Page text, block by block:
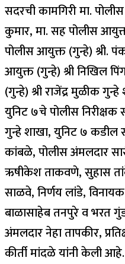
सदरची कामगिरी मा.
कुमार, मा. सह पोलीस
पोलीस आयुक्त (गुन्हे) श्री.
आयुक्त (गुन्हे) श्री निखिल
(गुन्हे) श्री राजेंद्र मुळीक
युनिट ७चे पोलीस
गुन्हे शाखा, युनिट ७ कडील
कांबळे, पोलीस अंमलदार
ऋषीकेश ताकवणे, सुहास
साळवे, निर्णय लांडे,
बाळासाहेब तनपुरे व भरत
अंमलदार नेहा तापकीर,
कीर्ती मांदळे यांनी केली आहे.